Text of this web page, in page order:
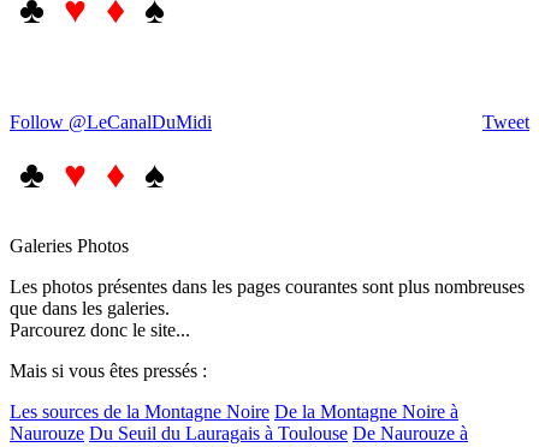
♣ ♥ ♦ ♠
Tweet
Follow @LeCanalDuMidi
♣ ♥ ♦ ♠
Galeries Photos
Les photos présentes dans les pages courantes sont plus nombreuses
que dans les galeries.
Parcourez donc le site...
Mais si vous êtes pressés :
Les sources de la Montagne Noire De la Montagne Noire à
Naurouze Du Seuil du Lauragais à Toulouse De Naurouze à